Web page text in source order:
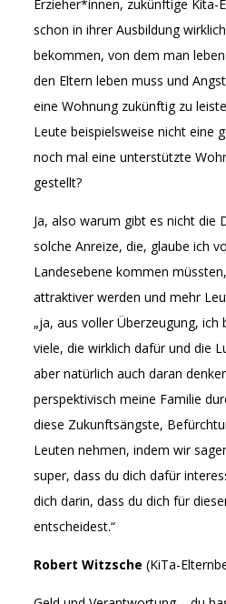
Erzieher*innen, zukünftige Kita-
schon in ihrer Ausbildung
bekommen, von dem man
den Eltern leben muss und
eine Wohnung zukünftig zu
Leute beispielsweise nicht eine
noch mal eine unterstützte
gestellt?
Ja, also warum gibt es nicht die
solche Anreize, die, glaube ich
Landesebene kommen
attraktiver werden und mehr
„ja, aus voller Überzeugung, ich
viele, die wirklich dafür und die
aber natürlich auch daran
perspektivisch meine Familie
diese Zukunftsängste,
Leuten nehmen, indem wir
super, dass du dich dafür
dich darin, dass du dich für
entscheidest.“
Robert Witzsche(KiTa-